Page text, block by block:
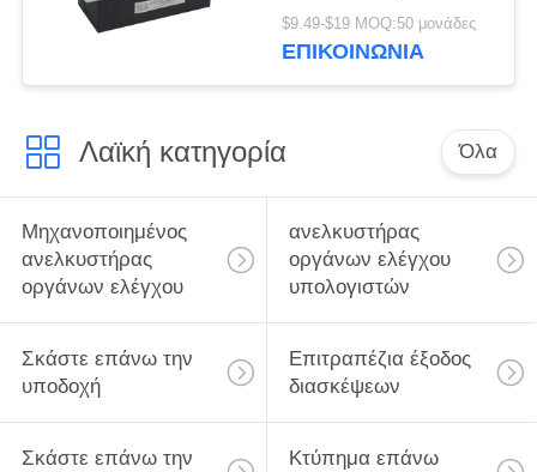
υποδοχών γραφείων
πολυμέσων
$9.49-$19 MOQ:50 μονάδες
ΕΠΙΚΟΙΝΩΝΊΑ
Λαϊκή κατηγορία Όλα
Μηχανοποιημένος
ανελκυστήρας
οργάνων ελέγχου
ανελκυστήρας
οργάνων ελέγχου
υπολογιστών
Σκάστε επάνω την
υποδοχή
Επιτραπέζια έξοδος
διασκέψεων
Σκάστε επάνω την Κτύπημα επάνω